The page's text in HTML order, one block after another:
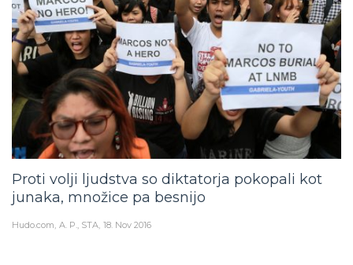
Proti volji ljudstva so diktatorja pokopali kot
junaka, množice pa besnijo
Hudo.com A. P., STA 18. Nov 2016